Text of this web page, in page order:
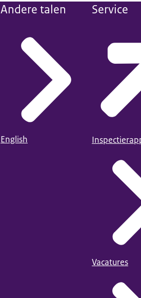
Andere talen
English
Service
Vacatures